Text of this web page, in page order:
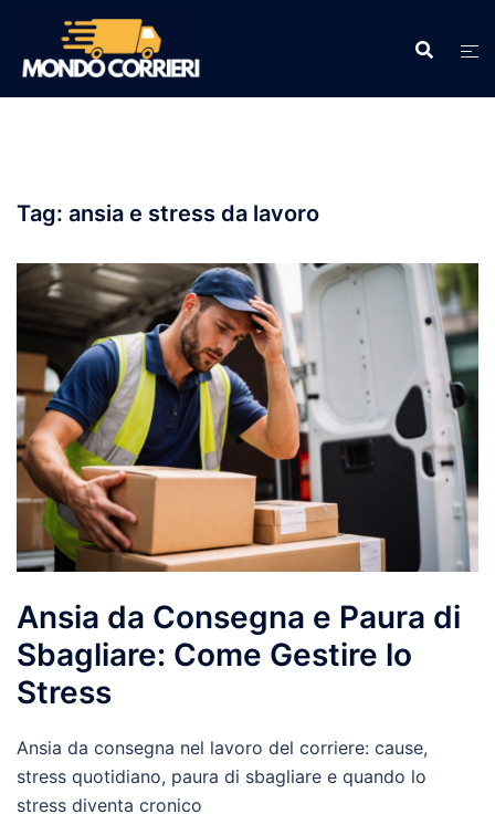
contenuto
Tag: ansia e stress da lavoro
Ansia da Consegna e Paura di
Sbagliare: Come Gestire lo
Stress
Ansia da consegna nel lavoro del corriere: cause,
stress quotidiano, paura di sbagliare e quando lo
stress diventa cronico